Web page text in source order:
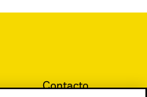
Contacto